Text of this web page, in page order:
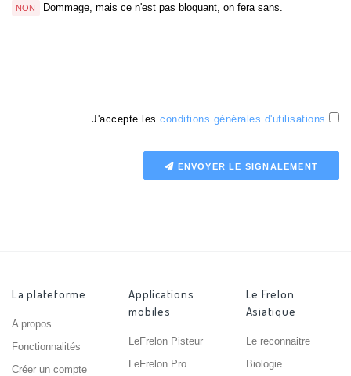
NON Dommage, mais ce n'est pas bloquant, on fera sans.
J'accepte les conditions générales d'utilisations
ENVOYER LE SIGNALEMENT
La plateforme
A propos
Fonctionnalités
Créer un compte
Applications
mobiles
LeFrelon Pisteur
LeFrelon Pro
Le Frelon
Asiatique
Le reconnaitre
Biologie